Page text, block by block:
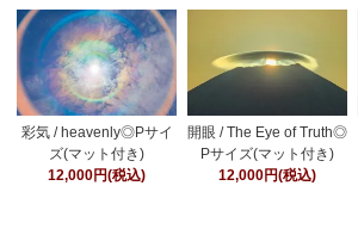
彩気 / heavenly◎Pサイ
ズ(マット付き)
12,000円(税込)
開眼 / The Eye of Truth◎
Pサイズ(マット付き)
12,000円(税込)